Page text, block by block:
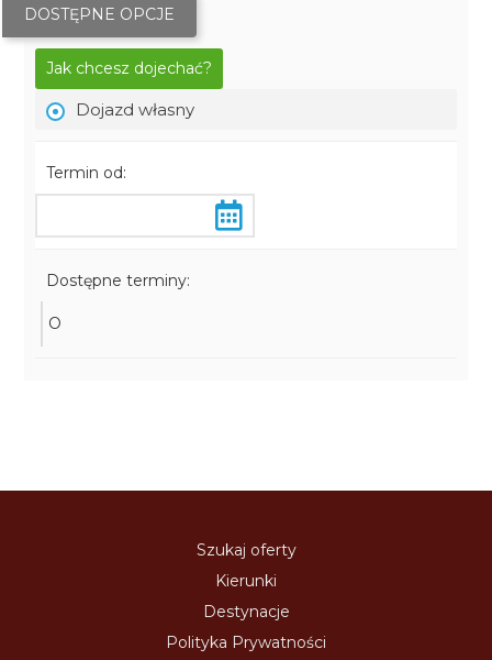
DOSTĘPNE OPCJE
Jak chcesz dojechać?
Dojazd własny
Termin od:
Dostępne terminy:
O
Szukaj oferty
Kierunki
Destynacje
Polityka Prywatności